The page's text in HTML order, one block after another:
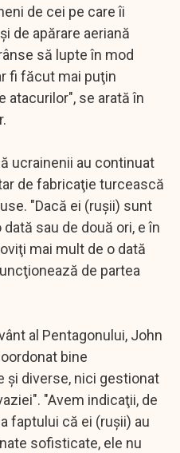
de cei pe care îi
de apărare aeriană
să lupte în mod
fi făcut mai puţin
atacurilor", se arată în
ucrainenii au continuat
de fabricaţie turcească
"Dacă ei (ruşii) sunt
sau de două ori, e în
mai mult de o dată
de partea
al Pentagonului, John
bine
şi diverse, nici gestionat
"Avem indicaţii, de
faptului că ei (ruşii) au
sofisticate, ele nu